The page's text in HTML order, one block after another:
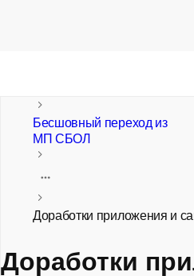
Бесшовный переход из
МП СБОЛ
Доработки приложения и
Доработки